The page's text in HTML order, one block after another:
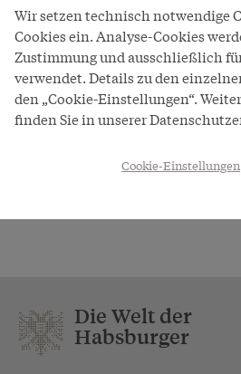
Thema
Wiener (Volks)Krankheiten
1.1.1764–1.1.1913
Die Welt der
Habsburger
Wir setzen technisch notwendige
Cookies ein. Analyse-Cookies
Zustimmung und ausschließlich
verwendet. Details zu den
den „Cookie-Einstellungen“.
finden Sie in unserer
Cookie-Einstellungen